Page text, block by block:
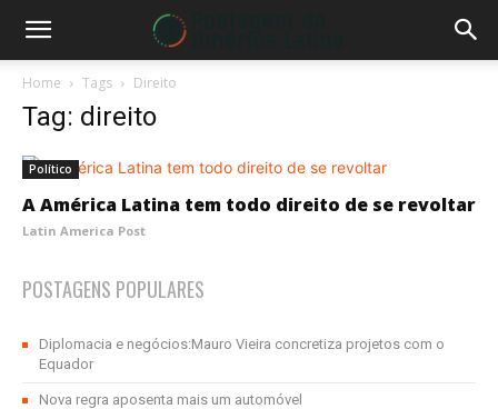
Home Tags Direito
Tag: direito
Político
A América Latina tem todo direito de se revoltar
Latin America Post
POSTAGENS POPULARES
Diplomacia e negócios:Mauro Vieira concretiza projetos com o
Equador
Nova regra aposenta mais um automóvel